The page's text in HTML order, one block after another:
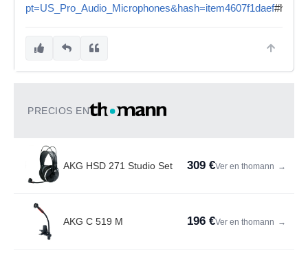
pt=US_Pro_Audio_Microphones&hash=item4607f1daef
PRECIOS EN
AKG HSD 271 Studio Set 309 €Ver en thomann →
AKG C 519 M 196 €Ver en thomann →